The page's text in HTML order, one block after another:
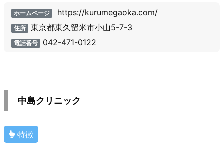
ホームページ https://kurumegaoka.com/
住所 東京都東久留米市小山5-7-3
電話番号 042-471-0122
中島クリニック
特徴